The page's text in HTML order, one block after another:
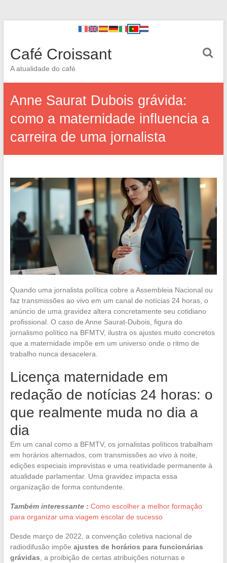
Café Croissant
A atualidade do café
Anne Saurat Dubois grávida:
como a maternidade influencia a
carreira de uma jornalista
Quando uma jornalista política cobre a Assembleia Nacional ou
faz transmissões ao vivo em um canal de notícias 24 horas, o
anúncio de uma gravidez altera concretamente seu cotidiano
profissional. O caso de Anne Saurat-Dubois, figura do
jornalismo político na BFMTV, ilustra os ajustes muito concretos
que a maternidade impõe em um universo onde o ritmo de
trabalho nunca desacelera.
Licença maternidade em
redação de notícias 24 horas: o
que realmente muda no dia a
dia
Em um canal como a BFMTV, os jornalistas políticos trabalham
em horários alternados, com transmissões ao vivo à noite,
edições especiais imprevistas e uma reatividade permanente à
atualidade parlamentar. Uma gravidez impacta essa
organização de forma contundente.
Também interessante : Como escolher a melhor formação
para organizar uma viagem escolar de sucesso
Desde março de 2022, a convenção coletiva nacional de
radiodifusão impõe ajustes de horários para funcionárias
grávidas , a proibição de certas atribuições noturnas e